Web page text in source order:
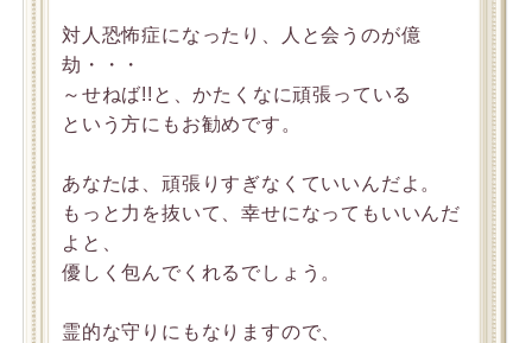
対人恐怖症になったり、人と会うのが億
劫・・・
～せねば!!と、かたくなに頑張っている
という方にもお勧めです。
あなたは、頑張りすぎなくていいんだよ。
もっと力を抜いて、幸せになってもいいんだ
よと、
優しく包んでくれるでしょう。
霊的な守りにもなりますので、